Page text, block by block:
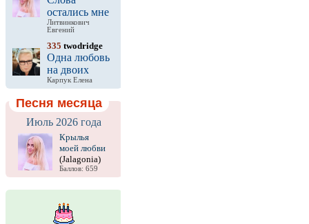
остались мне
Литвинкович
Евгений
335 twodridge
Одна любовь
на двоих
Карпук Елена
Песня месяца
Июль 2026 года
Крылья
моей любви
(Jalagonia)
Баллов: 659